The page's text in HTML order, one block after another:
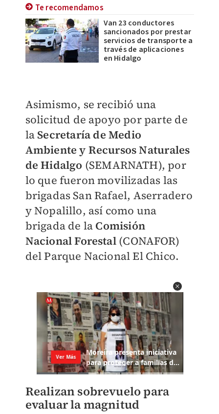
Te recomendamos
Van 23 conductores
sancionados por prestar
servicios de transporte a
través de aplicaciones
en Hidalgo
Asimismo, se recibió una
solicitud de apoyo por parte de
la Secretaría de Medio
Ambiente y Recursos Naturales
de Hidalgo (SEMARNATH), por
lo que fueron movilizadas las
brigadas San Rafael, Aserradero
y Nopalillo, así como una
brigada de la Comisión
Nacional Forestal(CONAFOR)
del Parque Nacional El Chico.
Realizan sobrevuelo para
evaluar la magnitud